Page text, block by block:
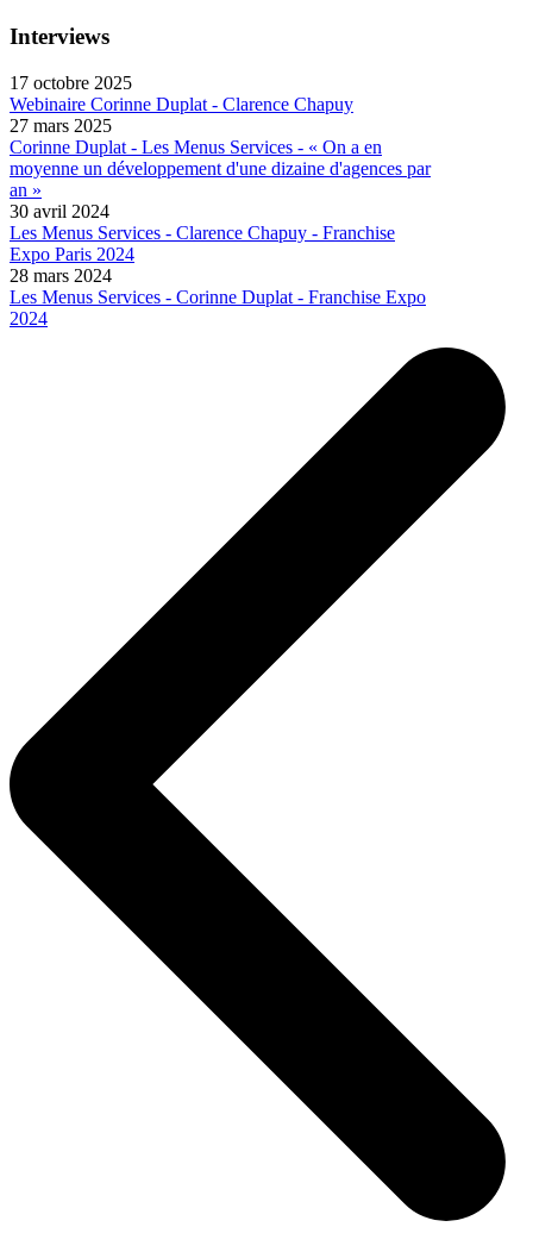
Interviews
17 octobre 2025
Webinaire Corinne Duplat - Clarence Chapuy
27 mars 2025
Corinne Duplat - Les Menus Services - « On a en
moyenne un développement d'une dizaine d'agences par
an »
30 avril 2024
Les Menus Services - Clarence Chapuy - Franchise
Expo Paris 2024
28 mars 2024
Les Menus Services - Corinne Duplat - Franchise Expo
2024